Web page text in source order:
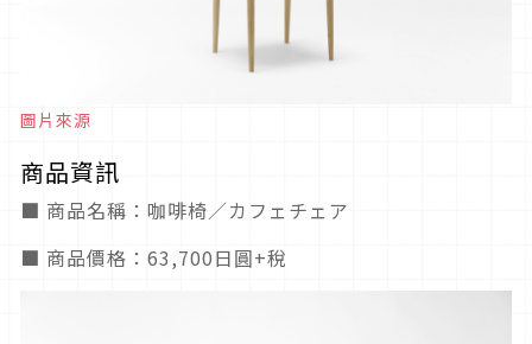
圖片來源
商品資訊
■ 商品名稱：咖啡椅／カフェチェア
■ 商品價格：63,700日圓+稅